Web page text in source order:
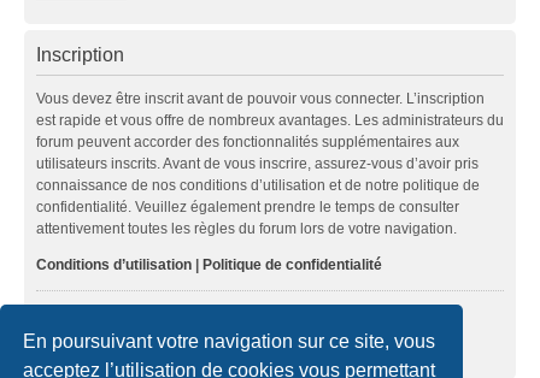
En poursuivant votre navigation sur ce site, vous
acceptez l’utilisation de cookies vous permettant
Inscription
Vous devez être inscrit avant de pouvoir vous connecter. L’inscription
est rapide et vous offre de nombreux avantages. Les administrateurs du
forum peuvent accorder des fonctionnalités supplémentaires aux
utilisateurs inscrits. Avant de vous inscrire, assurez-vous d’avoir pris
connaissance de nos conditions d’utilisation et de notre politique de
confidentialité. Veuillez également prendre le temps de consulter
attentivement toutes les règles du forum lors de votre navigation.
Conditions d’utilisation | Politique de confidentialité